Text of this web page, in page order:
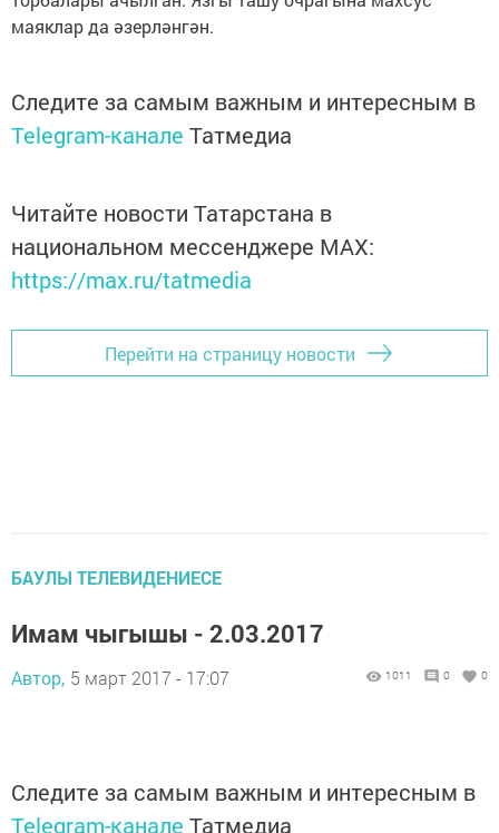
маяклар да әзерләнгән.
Следите за самым важным и интересным в
Telegram-канале Татмедиа
Читайте новости Татарстана в
национальном мессенджере MАХ:
https://max.ru/tatmedia
Перейти на страницу новости
БАУЛЫ ТЕЛЕВИДЕНИЕСЕ
Имам чыгышы - 2.03.2017
Автор, 5 март 2017 - 17:07 1011 0 0
Следите за самым важным и интересным в
Telegram-канале Татмедиа